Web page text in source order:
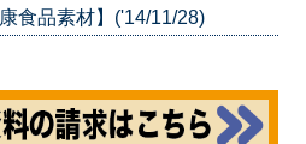
食品素材】('14/11/28)